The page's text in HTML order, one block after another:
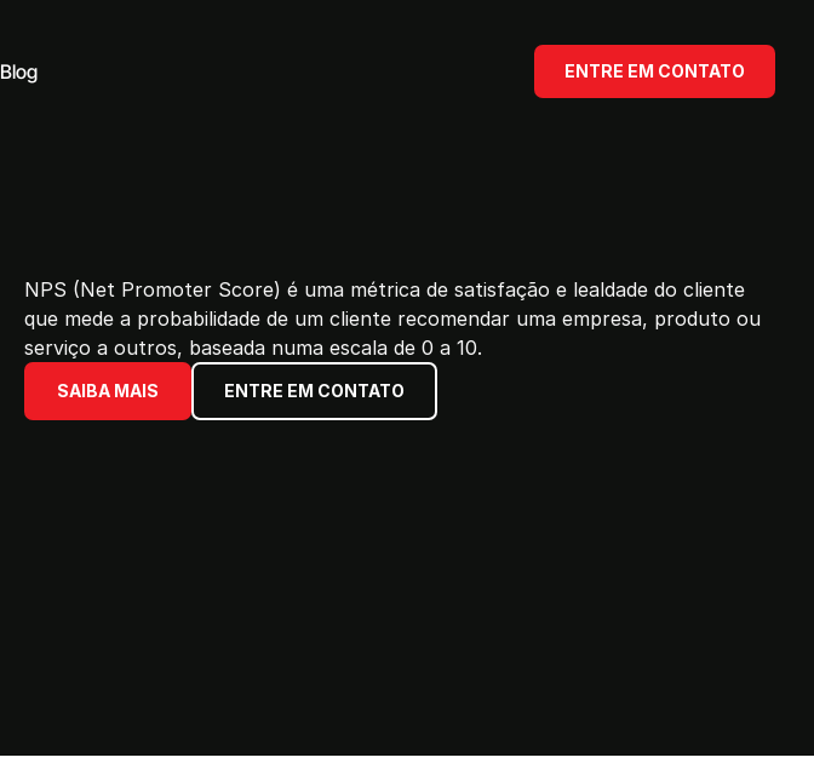
Blog ENTRE EM CONTATO
NPS (Net Promoter Score) é uma métrica de satisfação e lealdade do cliente
que mede a probabilidade de um cliente recomendar uma empresa, produto ou
serviço a outros, baseada numa escala de 0 a 10.
SAIBA MAIS ENTRE EM CONTATO